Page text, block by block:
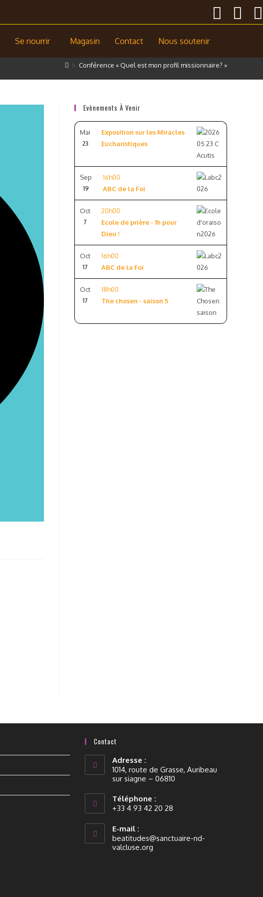
Se nourrir Magasin Contact Nous soutenir
> Conférence « Quel est mon profil missionnaire? »
Evènements À Venir
Mai
23
Exposition sur les Miracles
Eucharistiques
Sep
19
16h00
ABC de la Foi
Oct
7
20h00
Ecole de prière - 1h pour
Dieu !
Oct
17
16h00
ABC de la Foi
Oct
17
18h00
The chosen - saison 5
Contact
Adresse :
1014, route de Grasse, Auribeau
sur siagne – 06810
Téléphone :
+33 4 93 42 20 28
E-mail :
beatitudes@sanctuaire-nd-
valcluse.org